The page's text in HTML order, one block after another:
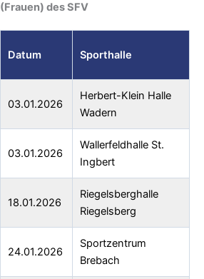
(Frauen) des SFV
Datum Sporthalle
03.01.2026
Herbert-Klein Halle
Wadern
03.01.2026
Wallerfeldhalle St.
Ingbert
18.01.2026
Riegelsberghalle
Riegelsberg
24.01.2026
Sportzentrum
Brebach